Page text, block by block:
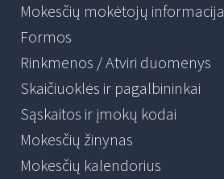
Mokesčių mokėtojų informacija
Formos
Rinkmenos / Atviri duomenys
Skaičiuoklės ir pagalbininkai
Sąskaitos ir įmokų kodai
Mokesčių žinynas
Mokesčių kalendorius